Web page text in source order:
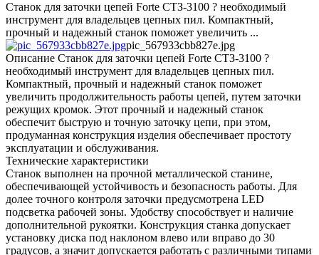
Станок для заточки цепей Forte СТЗ-3100 ? необходимый
инструмент для владельцев цепных пил. Компактный,
прочный и надежный станок поможет увеличить ...
pic_567933cbb827e.jpg
Описание Станок для заточки цепей Forte СТЗ-3100 ?
необходимый инструмент для владельцев цепных пил.
Компактный, прочный и надежный станок поможет
увеличить продолжительность работы цепей, путем заточки
режущих кромок. Этот прочный и надежный станок
обеспечит быструю и точную заточку цепи, при этом,
продуманная конструкция изделия обеспечивает простоту
эксплуатации и обслуживания.
Технические характеристики
Станок выполнен на прочной металлической станине,
обеспечивающей устойчивость и безопасность работы. Для
долее точного контроля заточки предусмотрена LED
подсветка рабочей зоны. Удобству способствует и наличие
дополнительной рукоятки. Конструкция станка допускает
установку диска под наклоном влево или вправо до 30
градусов, а значит допускается работать с различными типами